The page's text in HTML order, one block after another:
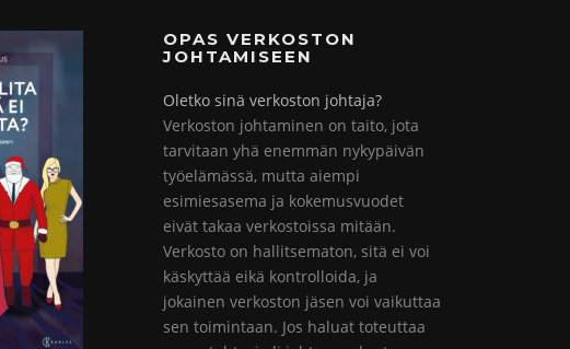
OPAS VERKOSTON
JOHTAMISEEN
Oletko sinä verkoston johtaja?
Verkoston johtaminen on taito, jota
tarvitaan yhä enemmän nykypäivän
työelämässä, mutta aiempi
esimiesasema ja kokemusvuodet
eivät takaa verkostoissa mitään.
Verkosto on hallitsematon, sitä ei voi
käskyttää eikä kontrolloida, ja
jokainen verkoston jäsen voi vaikuttaa
sen toimintaan. Jos haluat toteuttaa